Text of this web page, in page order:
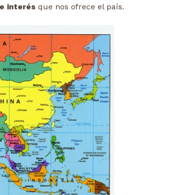
interés que nos ofrece el país.